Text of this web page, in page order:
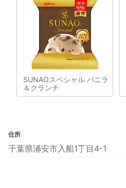
SUNAOスペシャル バニラ
＆クランチ
住所
千葉県浦安市入船1丁目4-1